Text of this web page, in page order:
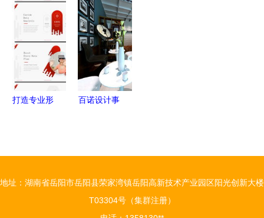
海信多类产
品揽获
2016年iF国
际设计大奖
江湖 手把
手教你打造
卓越O2O服
务产品设计
打造专业形
务全解析
百诺设计事
的专业设计
服务
地址：湖南省岳阳市岳阳县荣家湾镇岳阳高新技术产业园区阳光创新大楼
T03304号（集群注册）